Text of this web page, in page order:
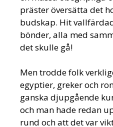
präster översätta det
budskap. Hit
bönder, alla med
det skulle gå!
Men trodde folk
egyptier, greker och
ganska djupgående
och man hade redan
rund och att det var